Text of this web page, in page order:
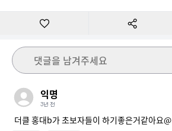
댓글을 남겨주세요
익명
3년 전
더클 홍대b가 초보자들이 하기좋은거같아요@